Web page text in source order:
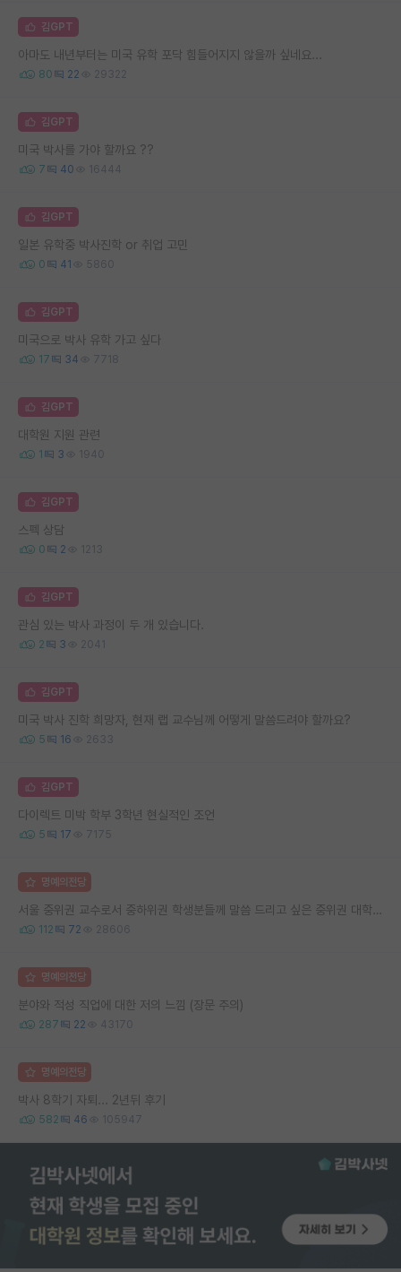
김GPT
아마도 내년부터는 미국 유학 포닥 힘들어지지 않을까 싶네요...
80 22 29322
김GPT
미국 박사를 가야 할까요 ??
7 40 16444
김GPT
일본 유학중 박사진학 or 취업 고민
0 41 5860
김GPT
미국으로 박사 유학 가고 싶다
17 34 7718
김GPT
대학원 지원 관련
1 3 1940
김GPT
스펙 상담
0 2 1213
김GPT
관심 있는 박사 과정이 두 개 있습니다.
2 3 2041
김GPT
미국 박사 진학 희망자, 현재 랩 교수님께 어떻게 말씀드려야 할까요?
5 16 2633
김GPT
다이렉트 미박 학부 3학년 현실적인 조언
5 17 7175
명예의전당
서울 중위권 교수로서 중하위권 학생분들께 말씀 드리고 싶은 중위권 대학 연구실의 강점
112 72 28606
명예의전당
분야와 적성 직업에 대한 저의 느낌 (장문 주의)
287 22 43170
명예의전당
박사 8학기 자퇴... 2년뒤 후기
582 46 105947